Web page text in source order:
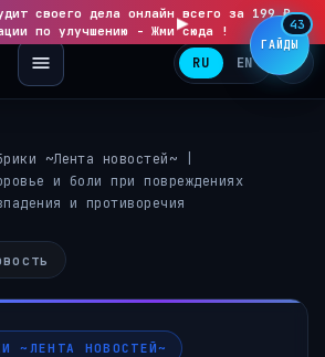
своего дела онлайн всего за 199 ₽
по улучшению - Жми сюда !
▶
RU EN
~Лента новостей~
и боли при повреждениях
и противоречия
~ЛЕНТА НОВОСТЕЙ~
ГАЙДЫ
43